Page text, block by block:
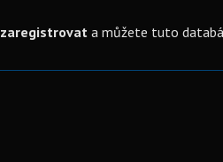
zaregistrovata můžete tuto